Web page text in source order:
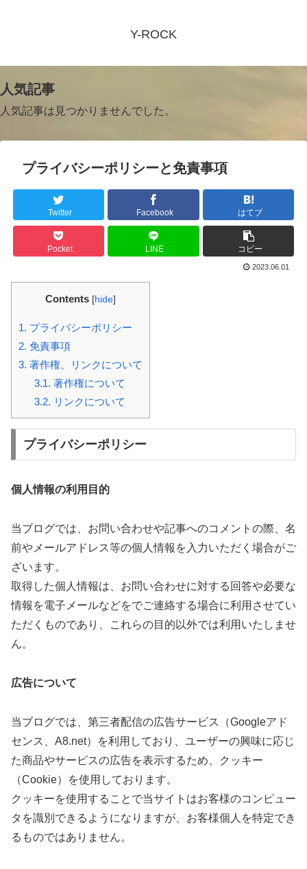
Y-ROCK
人気記事
人気記事は見つかりませんでした。
プライバシーポリシーと免責事項
Twitter Facebook はてブ
Pocket LINE コピー
2023.06.01
Contents [hide]
1. プライバシーポリシー
2. 免責事項
3. 著作権、リンクについて
3.1. 著作権について
3.2. リンクについて
プライバシーポリシー
個人情報の利用目的
当ブログでは、お問い合わせや記事へのコメントの際、名
前やメールアドレス等の個人情報を入力いただく場合がご
ざいます。
取得した個人情報は、お問い合わせに対する回答や必要な
情報を電子メールなどをでご連絡する場合に利用させてい
ただくものであり、これらの目的以外では利用いたしませ
ん。
広告について
当ブログでは、第三者配信の広告サービス（Googleアド
センス、A8.net）を利用しており、ユーザーの興味に応じ
た商品やサービスの広告を表示するため、クッキー
（Cookie）を使用しております。
クッキーを使用することで当サイトはお客様のコンピュー
タを識別できるようになりますが、お客様個人を特定でき
るものではありません。